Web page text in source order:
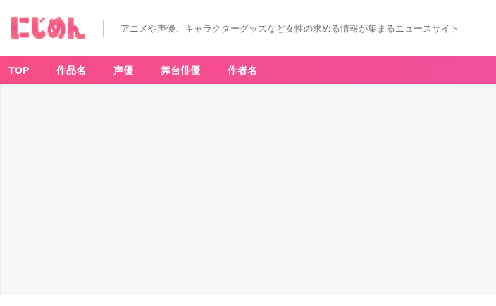
アニメや声優、キャラクターグッズなど女性の求める情報が集まるニュースサイト
TOP 作品名 声優 舞台俳優 作者名